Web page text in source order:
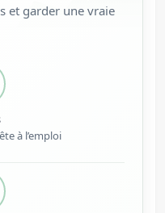
et garder une vraie
à l’emploi